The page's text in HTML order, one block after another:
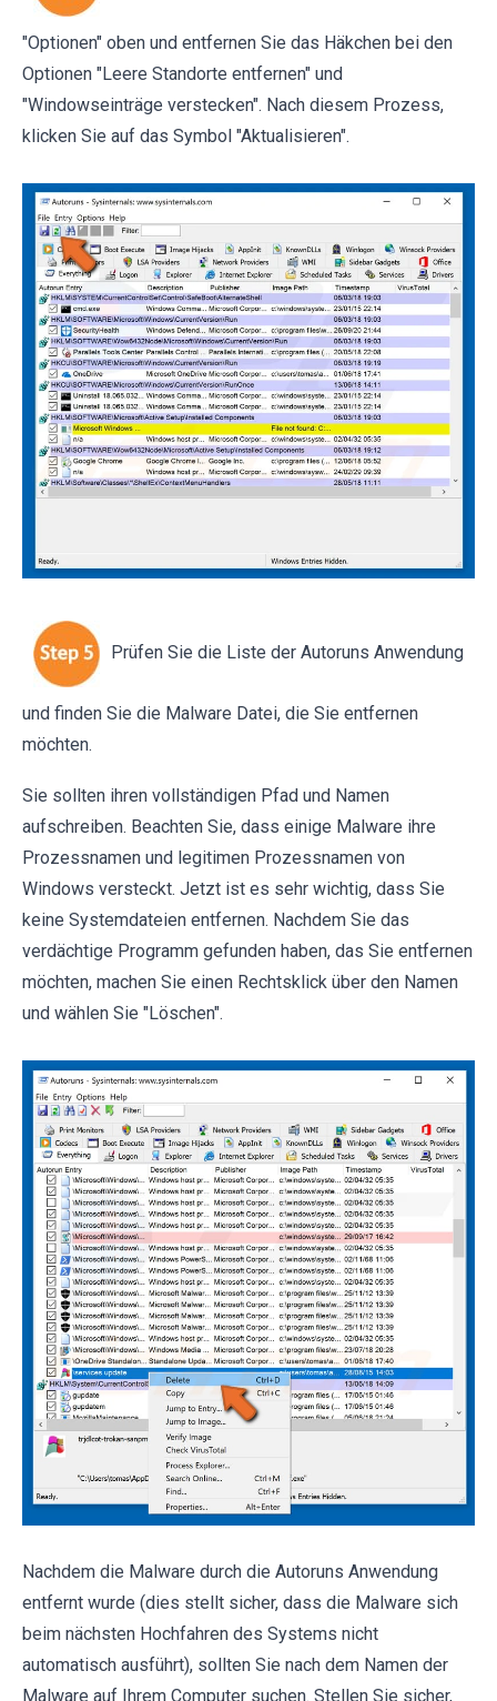
"Optionen" oben und entfernen Sie das Häkchen bei den
Optionen "Leere Standorte entfernen" und
"Windowseinträge verstecken". Nach diesem Prozess,
klicken Sie auf das Symbol "Aktualisieren".
Prüfen Sie die Liste der Autoruns Anwendung
und finden Sie die Malware Datei, die Sie entfernen
möchten.
Sie sollten ihren vollständigen Pfad und Namen
aufschreiben. Beachten Sie, dass einige Malware ihre
Prozessnamen und legitimen Prozessnamen von
Windows versteckt. Jetzt ist es sehr wichtig, dass Sie
keine Systemdateien entfernen. Nachdem Sie das
verdächtige Programm gefunden haben, das Sie entfernen
möchten, machen Sie einen Rechtsklick über den Namen
und wählen Sie "Löschen".
Nachdem die Malware durch die Autoruns Anwendung
entfernt wurde (dies stellt sicher, dass die Malware sich
beim nächsten Hochfahren des Systems nicht
automatisch ausführt), sollten Sie nach dem Namen der
Malware auf Ihrem Computer suchen. Stellen Sie sicher,